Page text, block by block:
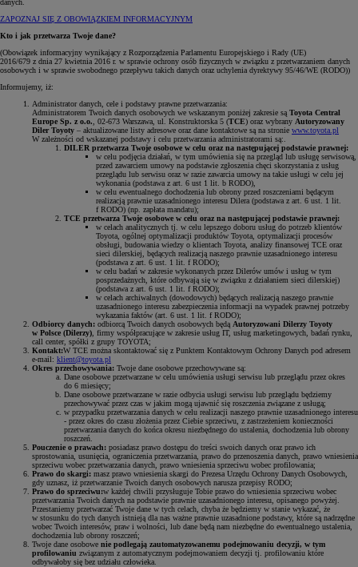
danych.
ZAPOZNAJ SIĘ Z OBOWIĄZKIEM INFORMACYJNYM
Kto i jak przetwarza Twoje dane?
(Obowiązek informacyjny wynikający z Rozporządzenia Parlamentu Europejskiego i Rady (UE)
2016/679 z dnia 27 kwietnia 2016 r. w sprawie ochrony osób fizycznych w związku z przetwarzaniem danych
osobowych i w sprawie swobodnego przepływu takich danych oraz uchylenia dyrektywy 95/46/WE (RODO))
Informujemy, iż:
Administrator danych, cele i podstawy prawne przetwarzania:
Administratorem Twoich danych osobowych we wskazanym poniżej zakresie są Toyota Central
Europe Sp. z o.o. , 02-673 Warszawa, ul. Konstruktorska 5 (TCE) oraz wybrany Autoryzowany
Diler Toyoty – aktualizowane listy adresowe oraz dane kontaktowe są na stronie www.toyota.pl
W zależności od wskazanej podstawy i celu przetwarzania administratorami są:.
DILER przetwarza Twoje osobowe w celu oraz na następującej podstawie prawnej:
w celu podjęcia działań, w tym umówienia się na przegląd lub usługę serwisową,
przed zawarciem umowy na podstawie zgłoszenia chęci skorzystania z usług
przeglądu lub serwisu oraz w razie zawarcia umowy na takie usługi w celu jej
wykonania (podstawa z art. 6 ust 1 lit. b RODO),
w celu ewentualnego dochodzenia lub obrony przed roszczeniami będącym
realizacją prawnie uzasadnionego interesu Dilera (podstawa z art. 6 ust. 1 lit.
f RODO) (np. zapłata mandatu);
TCE przetwarza Twoje osobowe w celu oraz na następującej podstawie prawnej:
w celach analitycznych tj. w celu lepszego doboru usług do potrzeb klientów
Toyota, ogólnej optymalizacji produktów Toyota, optymalizacji procesów
obsługi, budowania wiedzy o klientach Toyota, analizy finansowej TCE oraz
sieci dilerskiej, będących realizacją naszego prawnie uzasadnionego interesu
(podstawa z art. 6 ust. 1 lit. f RODO);
w celu badań w zakresie wykonanych przez Dilerów umów i usług w tym
posprzedażnych, które odbywają się w związku z działaniem sieci dilerskiej)
(podstawa z art. 6 ust. 1 lit. f RODO);
w celach archiwalnych (dowodowych) będących realizacją naszego prawnie
uzasadnionego interesu zabezpieczenia informacji na wypadek prawnej potrzeby
wykazania faktów (art. 6 ust. 1 lit. f RODO);
Odbiorcy danych: odbiorcą Twoich danych osobowych będą Autoryzowani Dilerzy Toyoty
w Polsce (Dilerzy) , firmy współpracujące w zakresie usług IT, usług marketingowych, badań rynku,
call center, spółki z grupy TOYOTA;
Kontakt:W TCE można skontaktować się z Punktem Kontaktowym Ochrony Danych pod adresem
e-mail: klient@toyota.pl
Okres przechowywania: Twoje dane osobowe przechowywane są:
Dane osobowe przetwarzane w celu umówienia usługi serwisu lub przeglądu przez okres
do 6 miesięcy;
Dane osobowe przetwarzane w razie odbycia usługi serwisu lub przeglądu będziemy
przechowywać przez czas w jakim mogą ujawnić się roszczenia związane z usługą;
w przypadku przetwarzania danych w celu realizacji naszego prawnie uzasadnionego interesu
- przez okres do czasu złożenia przez Ciebie sprzeciwu, z zastrzeżeniem konieczności
przetwarzania danych do końca okresu niezbędnego do ustalenia, dochodzenia lub obrony
roszczeń.
Pouczenie o prawach: posiadasz prawo dostępu do treści swoich danych oraz prawo ich
sprostowania, usunięcia, ograniczenia przetwarzania, prawo do przenoszenia danych, prawo wniesienia
sprzeciwu wobec przetwarzania danych, prawo wniesienia sprzeciwu wobec profilowania;
Prawo do skargi: masz prawo wniesienia skargi do Prezesa Urzędu Ochrony Danych Osobowych,
gdy uznasz, iż przetwarzanie Twoich danych osobowych narusza przepisy RODO;
Prawo do sprzeciwu:w każdej chwili przysługuje Tobie prawo do wniesienia sprzeciwu wobec
przetwarzania Twoich danych na podstawie prawnie uzasadnionego interesu, opisanego powyżej.
Przestaniemy przetwarzać Twoje dane w tych celach, chyba że będziemy w stanie wykazać, że
w stosunku do tych danych istnieją dla nas ważne prawnie uzasadnione podstawy, które są nadrzędne
wobec Twoich interesów, praw i wolności, lub dane będą nam niezbędne do ewentualnego ustalenia,
dochodzenia lub obrony roszczeń;
Twoje dane osobowe nie podlegają zautomatyzowanemu podejmowaniu decyzji, w tym
profilowaniu związanym z automatycznym podejmowaniem decyzji tj. profilowaniu które
odbywałoby się bez udziału człowieka.